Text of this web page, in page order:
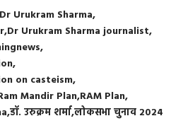
Dr Urukram Sharma
Dr Urukram Sharma journalist
on casteism
Mandir Plan RAM Plan
डॉ. उरुक्रम शर्मालोकसभा चुनाव 2024